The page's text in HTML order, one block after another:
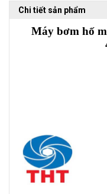
Chi tiết sản phẩm
Máy bơm hố